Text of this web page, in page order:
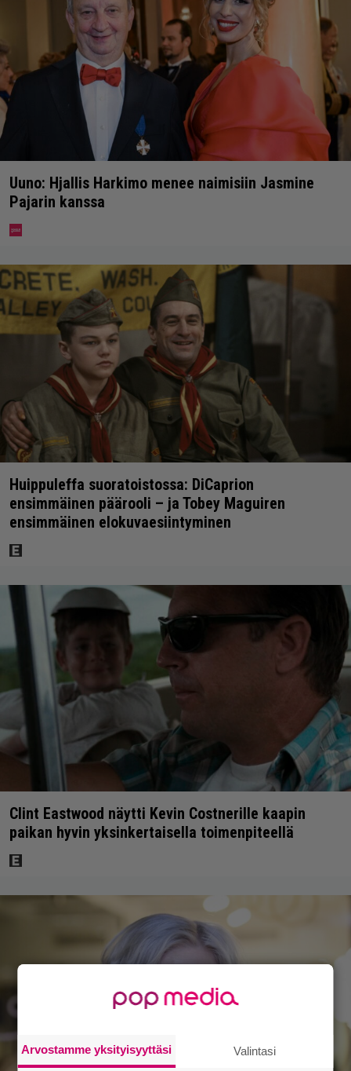
Uuno: Hjallis Harkimo menee naimisiin Jasmine
Pajarin kanssa
Huippuleffa suoratoistossa: DiCaprion
ensimmäinen päärooli – ja Tobey Maguiren
ensimmäinen elokuvaesiintyminen
Clint Eastwood näytti Kevin Costnerille kaapin
paikan hyvin yksinkertaisella toimenpiteellä
Arvostamme yksityisyyttäsi Valintasi